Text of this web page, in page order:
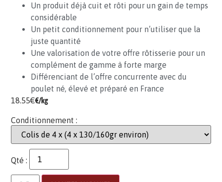
Un produit déjà cuit et rôti pour un gain de temps
considérable
Un petit conditionnement pour n’utiliser que la
juste quantité
Une valorisation de votre offre rôtisserie pour un
complément de gamme à forte marge
Différenciant de l’offre concurrente avec du
poulet né, élevé et préparé en France
18.55€€/kg
Conditionnement :
Qté :